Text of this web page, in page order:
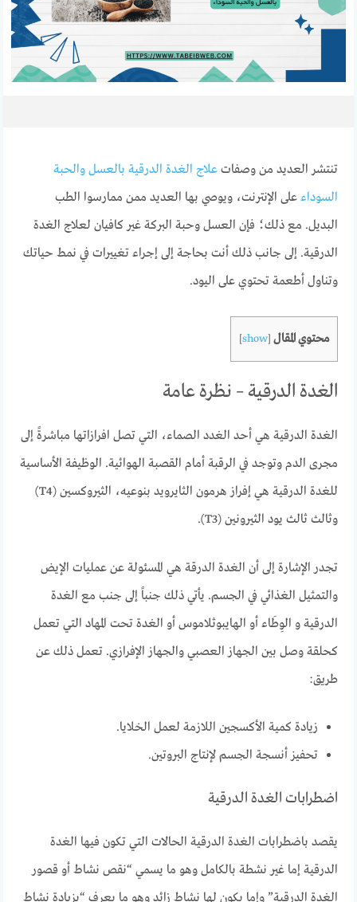
تنتشر العديد من وصفاتعلاج الغدة الدرقية بالعسل والحبة
السوداء على الإنترنت، ويوصي بها العديد ممن ممارسوا الطب
البديل. مع ذلك؛ فإن العسل وحبة البركة غير كافيان لعلاج الغدة
الدرقية. إلى جانب ذلك أنت بحاجة إلى إجراء تغييرات في نمط حياتك
وتناول أطعمة تحتوي على اليود.
محتوي المقال [
show
]
الغدة الدرقية – نظرة عامة
الغدة الدرقية هي أحد الغدد الصماء، التي تصل افرازاتها مباشرةً إلى
مجرى الدم وتوجد في الرقبة أمام القصبة الهوائية. الوظيفة الأساسية
للغدة الدرقية هي إفراز هرمون الثايرويد بنوعيه، الثيروكسين (T4)
وثالث ثالث يود الثيرونين (T3).
تجدر الإشارة إلى أن الغدة الدرقة هي المسئولة عن عمليات الإيض
والتمثيل الغذائي في الجسم. يأتي ذلك جنباً إلى جنب مع الغدة
الدرقية و الوِطَاء أو الهايبوثلاموس أو الغدة تحت المهاد التي تعمل
كحلقة وصل بين الجهاز العصبي والجهاز الإفرازي. تعمل ذلك عن
طريق:
زيادة كمية الأكسجين اللازمة لعمل الخلايا.
تحفيز أنسجة الجسم لإنتاج البروتين.
اضطرابات الغدة الدرقية
يقصد باضطرابات الغدة الدرقية الحالات التي تكون فيها الغدة
الدرقية إما غير نشطة بالكامل وهو ما يسمي “نقص نشاط أو قصور
الغدة الدرقية” وإما يكون لها نشاط زائد وهو ما يعرف “بزيادة نشاط